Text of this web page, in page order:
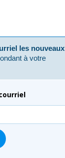
les nouveaux
à votre